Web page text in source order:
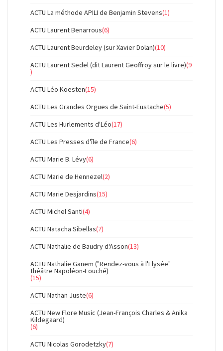
ACTU La méthode APILI de Benjamin Stevens(1)
ACTU Laurent Benarrous(6)
ACTU Laurent Beurdeley (sur Xavier Dolan)(10)
ACTU Laurent Sedel (dit Laurent Geoffroy sur le livre)(9
)
ACTU Léo Koesten(15)
ACTU Les Grandes Orgues de Saint-Eustache(5)
ACTU Les Hurlements d'Léo(17)
ACTU Les Presses d'île de France(6)
ACTU Marie B. Lévy(6)
ACTU Marie de Hennezel(2)
ACTU Marie Desjardins(15)
ACTU Michel Santi(4)
ACTU Natacha Sibellas(7)
ACTU Nathalie de Baudry d'Asson(13)
ACTU Nathalie Ganem ("Rendez-vous à l'Elysée"
théâtre Napoléon-Fouché)
(15)
ACTU Nathan Juste(6)
ACTU New Flore Music (Jean-François Charles & Anika
Kildegaard)
(6)
ACTU Nicolas Gorodetzky(7)